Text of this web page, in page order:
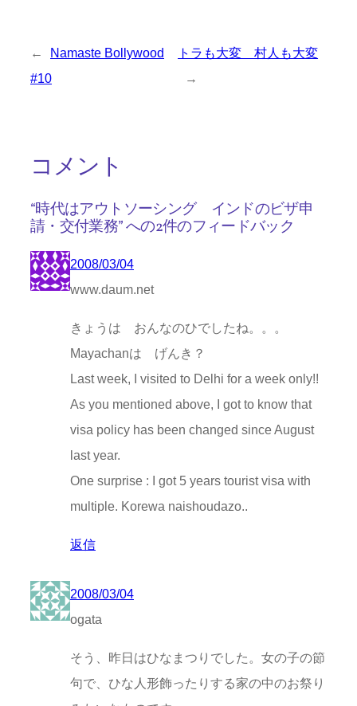
←
Namaste Bollywood
#10
トラも大変 村人も大変
→
コメント
“時代はアウトソーシング インドのビザ申
請・交付業務” への2件のフィードバック
2008/03/04
www.daum.net
きょうは おんなのひでしたね。。。
Mayachanは げんき？
Last week, I visited to Delhi for a week only!!
As you mentioned above, I got to know that
visa policy has been changed since August
last year.
One surprise : I got 5 years tourist visa with
multiple. Korewa naishoudazo..
返信
2008/03/04
ogata
そう、昨日はひなまつりでした。女の子の節
句で、ひな人形飾ったりする家の中のお祭り